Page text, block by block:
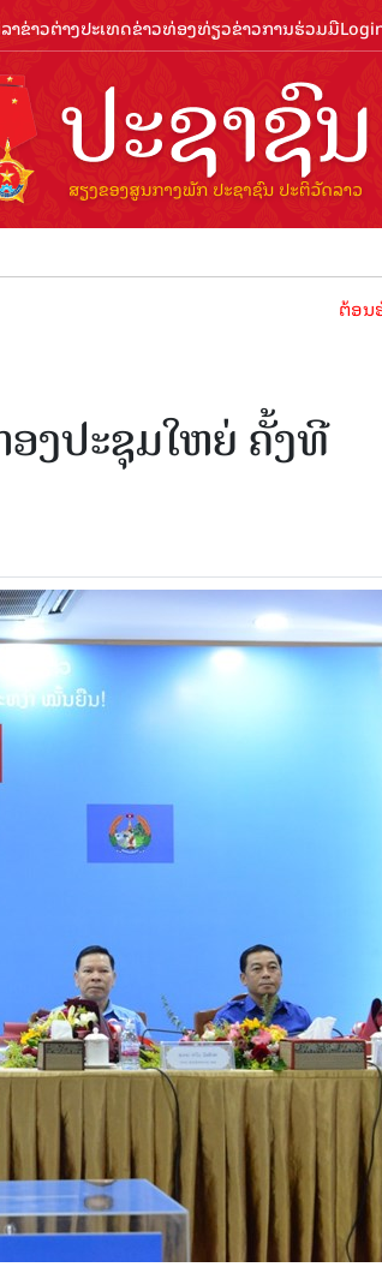
າຂ່າວຕ່າງປະເທດຂ່າວທ່ອງທ່ຽວຂ່າວການຮ່ວມມື
ຕ້ອນຮັບປີທ່ອ
ງປະຊຸມໃຫຍ່ ຄັ້ງທີ